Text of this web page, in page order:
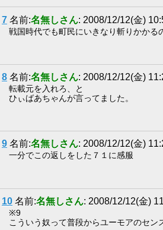
7 名前:名無しさん: 2008/12/12(金)
戦国時代でも町民にいきなり斬りかかる
8 名前:名無しさん: 2008/12/12(金)
転載元を入れろ、と
ひぃばあちゃんが言ってました。
9 名前:名無しさん: 2008/12/12(金)
一分でこの返しをした７１に感服
10 名前:名無しさん: 2008/12/12(金)
※9
こういう奴って普段からユーモアのセン